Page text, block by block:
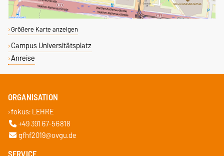
Größere Karte anzeigen
Campus Universitätsplatz
Anreise
ORGANISATION
fokus: LEHRE
+49 391 67-56818
gfhf2019@ovgu.de